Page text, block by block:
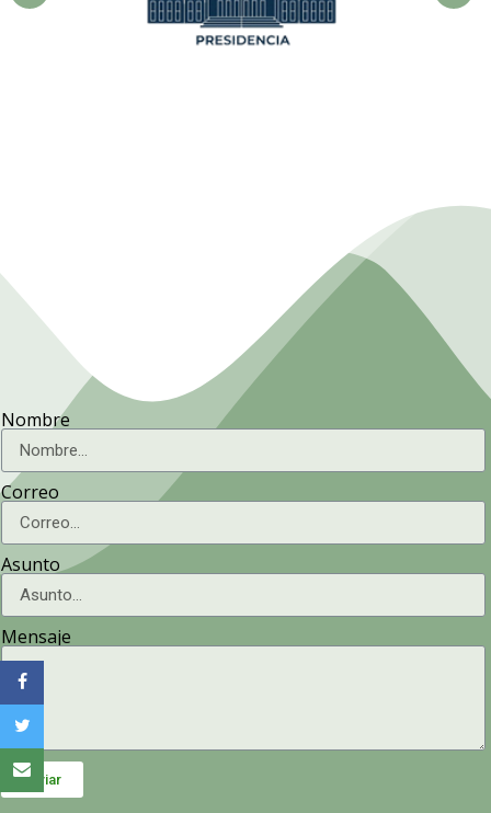
Nombre
Correo
Asunto
Mensaje
Enviar